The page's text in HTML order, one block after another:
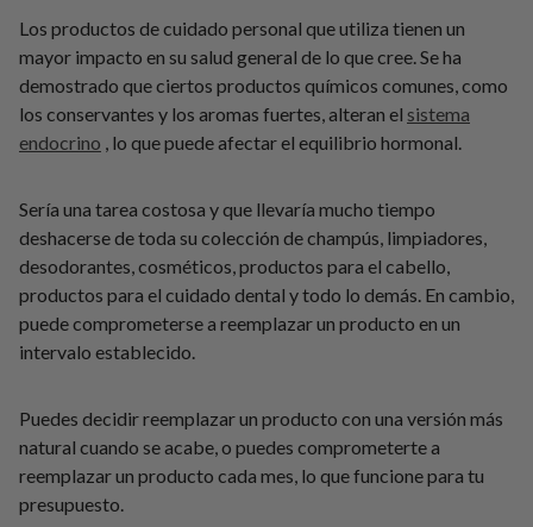
Los productos de cuidado personal que utiliza tienen un
mayor impacto en su salud general de lo que cree. Se ha
demostrado que ciertos productos químicos comunes, como
los conservantes y los aromas fuertes, alteran el sistema
endocrino , lo que puede afectar el equilibrio hormonal.
Sería una tarea costosa y que llevaría mucho tiempo
deshacerse de toda su colección de champús, limpiadores,
desodorantes, cosméticos, productos para el cabello,
productos para el cuidado dental y todo lo demás. En cambio,
puede comprometerse a reemplazar un producto en un
intervalo establecido.
Puedes decidir reemplazar un producto con una versión más
natural cuando se acabe, o puedes comprometerte a
reemplazar un producto cada mes, lo que funcione para tu
presupuesto.